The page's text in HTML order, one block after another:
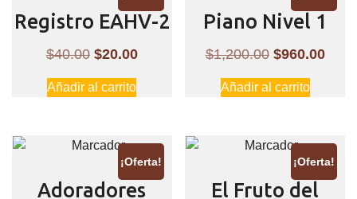
Registro EAHV-2
$40.00 El
precio
original
$40.00.
$20.00El
Añadir al carrito
Piano Nivel 1
$1,200.00 El
precio
original
$1,200.00.
$960.00El
Añadir al carrito
¡Oferta!
Adoradores
¡Oferta!
El Fruto del